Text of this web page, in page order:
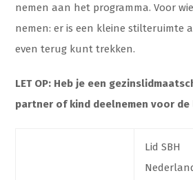
nemen aan het programma. Voor
nemen: er is een kleine stilteruimte
even terug kunt trekken.
LET OP: Heb je een
partner of kind deelnemen voor de
Lid SBH